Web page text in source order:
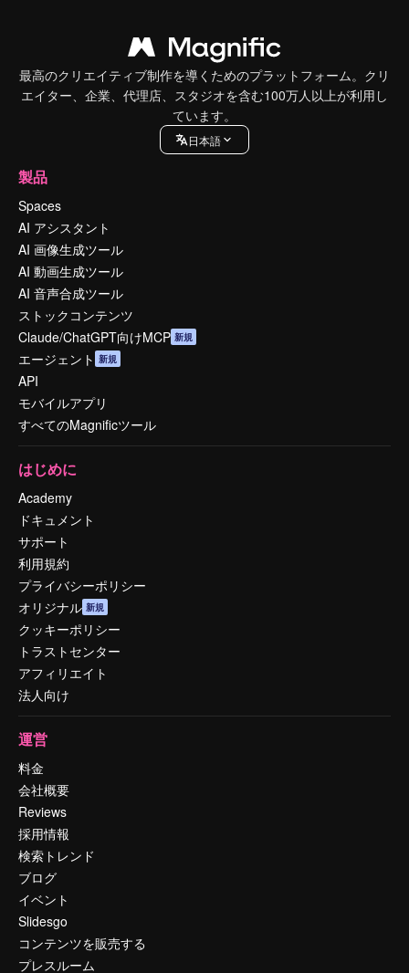
最高のクリエイティブ制作を導くためのプラットフォーム。クリ
エイター、企業、代理店、スタジオを含む100万人以上が利用し
ています。
日本語
製品
Spaces
AI アシスタント
AI 画像生成ツール
AI 動画生成ツール
AI 音声合成ツール
ストックコンテンツ
Claude/ChatGPT向けMCP 新規
エージェント 新規
API
モバイルアプリ
すべてのMagnificツール
はじめに
Academy
ドキュメント
サポート
利用規約
プライバシーポリシー
オリジナル 新規
クッキーポリシー
トラストセンター
アフィリエイト
法人向け
運営
料金
会社概要
Reviews
採用情報
検索トレンド
ブログ
イベント
Slidesgo
コンテンツを販売する
プレスルーム